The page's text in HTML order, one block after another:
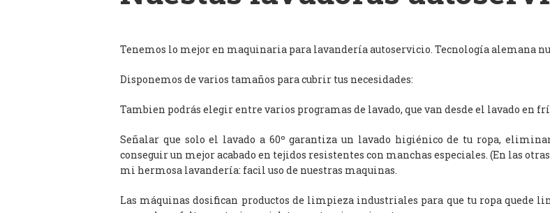
Tenemos lo mejor en maquinaria para lavandería autoservicio. Tecnología alemana
Disponemos de varios tamaños para cubrir tus necesidades:
Tambien podrás elegir entre varios programas de lavado, que van desde el lavado en
Señalar que solo el lavado a 60º garantiza un lavado higiénico de tu ropa,
conseguir un mejor acabado en tejidos resistentes con manchas especiales. (En las
mi hermosa lavandería: facil uso de nuestras maquinas.
Las máquinas dosifican productos de limpieza industriales para que tu ropa quede